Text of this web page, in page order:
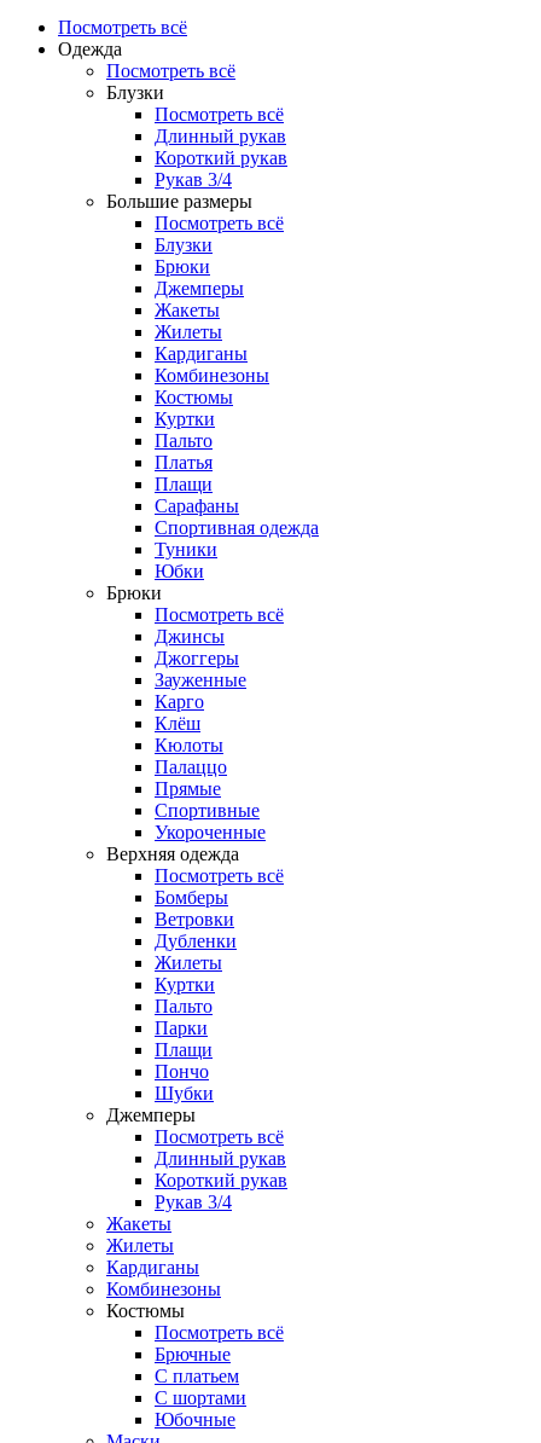
Посмотреть всё
Одежда
Посмотреть всё
Блузки
Посмотреть всё
Длинный рукав
Короткий рукав
Рукав 3/4
Большие размеры
Посмотреть всё
Блузки
Брюки
Джемперы
Жакеты
Жилеты
Кардиганы
Комбинезоны
Костюмы
Куртки
Пальто
Платья
Плащи
Сарафаны
Спортивная одежда
Туники
Юбки
Брюки
Посмотреть всё
Джинсы
Джоггеры
Зауженные
Карго
Клёш
Кюлоты
Палаццо
Прямые
Спортивные
Укороченные
Верхняя одежда
Посмотреть всё
Бомберы
Ветровки
Дубленки
Жилеты
Куртки
Пальто
Парки
Плащи
Пончо
Шубки
Джемперы
Посмотреть всё
Длинный рукав
Короткий рукав
Рукав 3/4
Жакеты
Жилеты
Кардиганы
Комбинезоны
Костюмы
Посмотреть всё
Брючные
С платьем
С шортами
Юбочные